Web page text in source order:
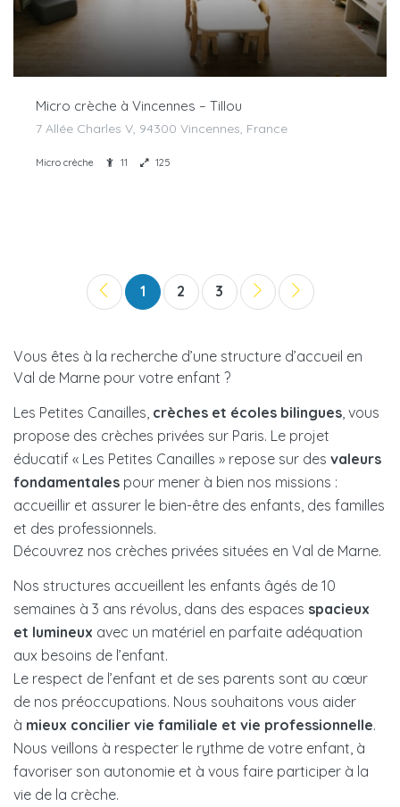
Micro crèche à Vincennes – Tillou
7 Allée Charles V, 94300 Vincennes, France
Micro crèche 11 125
1 2 3
Vous êtes à la recherche d’une structure d’accueil en
Val de Marne pour votre enfant ?
Les Petites Canailles, crèches et écoles bilingues , vous
propose des crèches privées sur Paris. Le projet
éducatif « Les Petites Canailles » repose sur des valeurs
fondamentales pour mener à bien nos missions :
accueillir et assurer le bien-être des enfants, des familles
et des professionnels.
Découvrez nos crèches privées situées en Val de Marne.
Nos structures accueillent les enfants âgés de 10
semaines à 3 ans révolus, dans des espaces spacieux
et lumineux avec un matériel en parfaite adéquation
aux besoins de l’enfant.
Le respect de l’enfant et de ses parents sont au cœur
de nos préoccupations. Nous souhaitons vous aider
à mieux concilier vie familiale et vie professionnelle.
Nous veillons à respecter le rythme de votre enfant, à
favoriser son autonomie et à vous faire participer à la
vie de la crèche.